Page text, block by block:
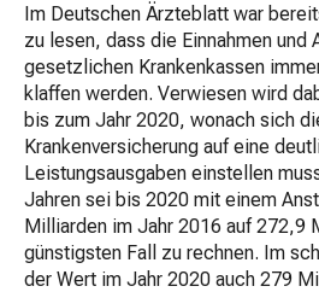
Im Deutschen Ärzteblatt war
zu lesen, dass die Einnahmen und
gesetzlichen Krankenkassen
klaffen werden. Verwiesen wird
bis zum Jahr 2020, wonach sich
Krankenversicherung auf eine
Leistungsausgaben einstellen
Jahren sei bis 2020 mit einem
Milliarden im Jahr 2016 auf 272,9
günstigsten Fall zu rechnen. Im
der Wert im Jahr 2020 auch 279